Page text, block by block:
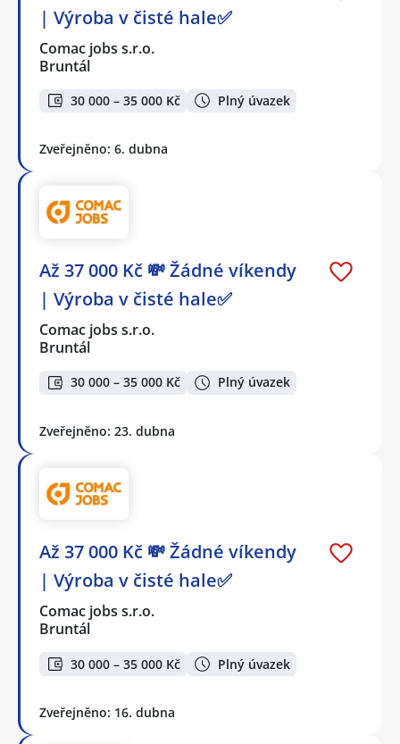
| Výroba v čisté hale✅
Comac jobs s.r.o.
Bruntál
30 000 – 35 000 Kč Plný úvazek
Zveřejněno: 6. dubna
Až 37 000 Kč 💸 Žádné víkendy
| Výroba v čisté hale✅
Comac jobs s.r.o.
Bruntál
30 000 – 35 000 Kč Plný úvazek
Zveřejněno: 23. dubna
Až 37 000 Kč 💸 Žádné víkendy
| Výroba v čisté hale✅
Comac jobs s.r.o.
Bruntál
30 000 – 35 000 Kč Plný úvazek
Zveřejněno: 16. dubna